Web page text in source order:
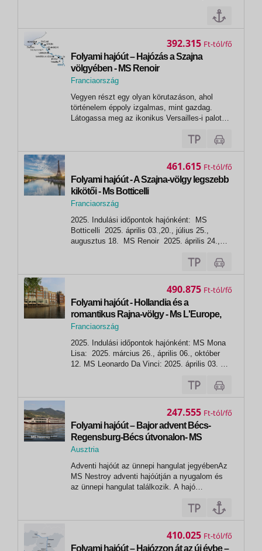
kirándulások is ezen a nyelven hangzanak el
asszisztencia NINCS, a hajótársaság...
Folyami hajóút – Hajózás a Szajna
völgyében - MS Renoir
Franciaország
Párizs
Vegyen részt egy olyan körutazáson, ahol
történelem éppoly izgalmas, mint gazdag.
Látogassa meg az ikonikus Versailles-i palotát!
Normandia leglenyűgözőbb tájait. Sétáljon
Rouenben, mely egy igazi múzeumváros,
392.315 Ft
Folyami hajóút - A Szajna-völgy legszebb
kikötői - Ms Botticelli
Franciaország
Párizs
2025. Indulási időpontok hajónként: MS
Botticelli 2025. április 03.,20., július 25.,
augusztus 18. MS Renoir 2025. április 24.,
12., 30., augusztus 19., 28., szeptember
461.615 Ft
Folyami hajóút - Hollandia és a
romantikus Rajna-völgy - Ms L'Europe,
MS Lafayette és további hajók
Franciaország
Strasbourg
2025. Indulási időpontok hajónként: MS Mona
Lisa: 2025. március 26., április 06., október
12. MS Leonardo Da Vinci: 2025. április 03. MS
MS Modigliani: 2025. április...
490.875 Ft
Folyami hajóút – Bajor advent Bécs-
Regensburg-Bécs útvonalon- MS
Nestroy ****
Ausztria
Bécs
Adventi hajóút az ünnepi hangulat jegyébenAz
MS Nestroy adventi hajóútján a nyugalom és
az ünnepi hangulat találkozik. A hajó
levegőt, miközben a Duna festői tájai és a
fények gondoskodnak az emlékezetes
247.555 Ft
Folyami hajóút – Hajózzon át az új évbe –
410.025 Ft